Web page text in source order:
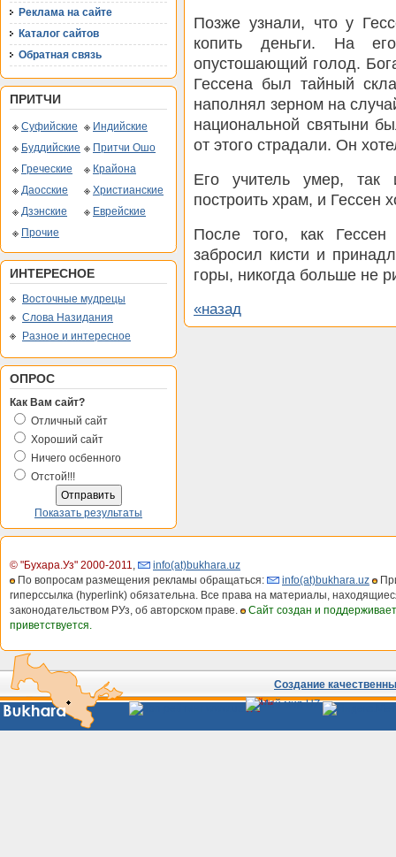
Реклама на сайте
Каталог сайтов
Обратная связь
ПРИТЧИ
Суфийские
Индийские
Буддийские
Притчи Ошо
Греческие
Крайона
Даосские
Христианские
Дзэнские
Еврейские
Прочие
ИНТЕРЕСНОЕ
Восточные мудрецы
Слова Назидания
Разное и интересное
ОПРОС
Как Вам сайт?
Отличный сайт
Хороший сайт
Ничего осбенного
Отстой!!!
Показать результаты
Позже узнали, что у
копить деньги. На
опустошающий голод.
Гессена был тайный
наполнял зерном на
национальной святыни
от этого страдали. Он
Его учитель умер, так
построить храм, и Гессен
После того, как
забросил кисти и
горы, никогда больше не
«назад
© "Бухара.Уз" 2000-2011,
info(at)bukhara.uz
По вопросам размещения рекламы обращаться:
info(at)bukhara.uz
гиперссылка (hyperlink) обязательна. Все права на материалы,
законодательством РУз, об авторском праве.
Сайт создан и
приветствуется.
Создание
Сайты
Узбекистана